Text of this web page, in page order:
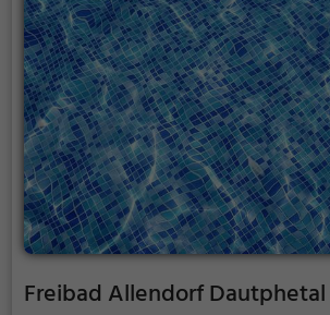
Freibad Allendorf Dautphetal